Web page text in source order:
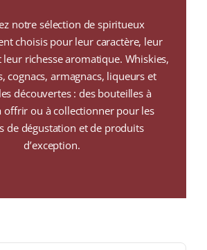
notre sélection de spiritueux
choisis pour leur caractère, leur
richesse aromatique. Whiskies,
cognacs, armagnacs, liqueurs et
découvertes : des bouteilles à
offrir ou à collectionner pour les
de dégustation et de produits
d’exception.